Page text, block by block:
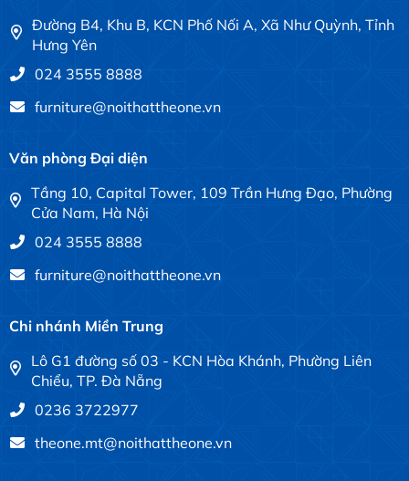
Đường B4, Khu B, KCN Phố Nối A, Xã Như Quỳnh, Tỉnh
Hưng Yên
024 3555 8888
furniture@noithattheone.vn
Văn phòng Đại diện
Tầng 10, Capital Tower, 109 Trần Hưng Đạo, Phường
Cửa Nam, Hà Nội
024 3555 8888
furniture@noithattheone.vn
Chi nhánh Miền Trung
Lô G1 đường số 03 - KCN Hòa Khánh, Phường Liên
Chiểu, TP. Đà Nẵng
0236 3722977
theone.mt@noithattheone.vn